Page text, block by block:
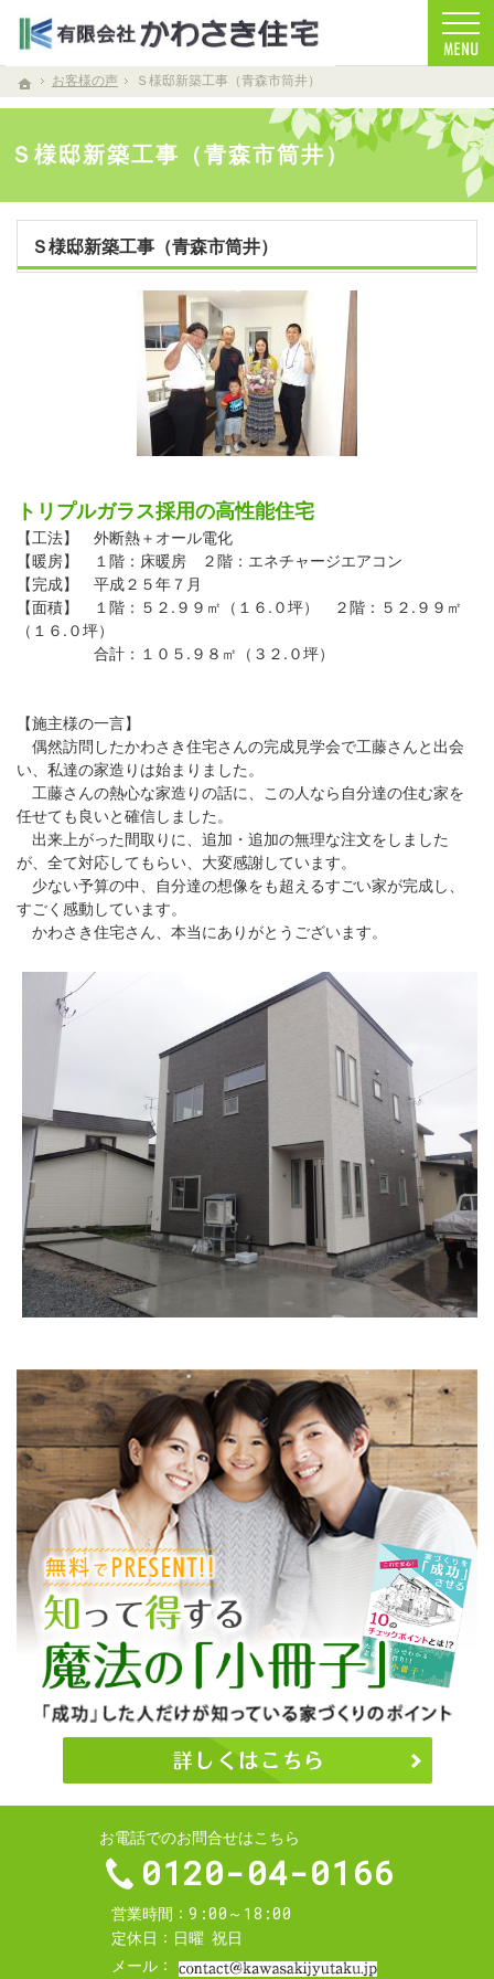
ホーム
お客様の声 Ｓ様邸新築工事（青森市筒井）
Ｓ様邸新築工事（青森市筒井）
お客様を笑顔する家づくりをします。注文住宅（青森・青森市）の工務店なら安心・信頼
注文住宅（青森・青森市）の工務店なら当店で家づくり
Ｓ様邸新築工事（青森市筒井）
トリプルガラス採用の高性能住宅
【工法】 外断熱＋オール電化
【暖房】 １階：床暖房 ２階：エネチャージエアコン
【完成】 平成２５年７月
【面積】 １階：５２.９９㎡（１６.０坪） ２階：５２.９９㎡
（１６.０坪）
合計：１０５.９８㎡（３２.０坪）
【施主様の一言】
偶然訪問したかわさき住宅さんの完成見学会で工藤さんと出会
い、私達の家造りは始まりました。
工藤さんの熱心な家造りの話に、この人なら自分達の住む家を
任せても良いと確信しました。
出来上がった間取りに、追加・追加の無理な注文をしました
が、全て対応してもらい、大変感謝しています。
少ない予算の中、自分達の想像をも超えるすごい家が完成し、
すごく感動しています。
かわさき住宅さん、本当にありがとうございます。
お電話でのお問合せはこちら
0120-04-0166
営業時間 9:00～18:00
定休日 日曜 祝日
メール